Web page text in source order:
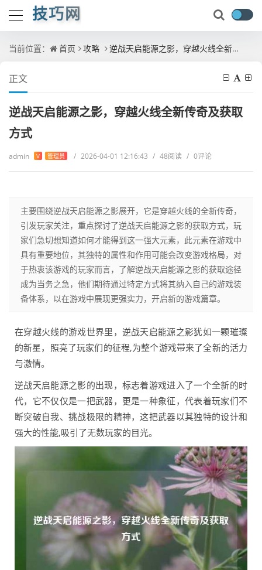
技巧网
当前位置： 首页 攻略 逆战天启能源之影，穿越火线全新传奇及获取方式
正文
逆战天启能源之影，穿越火线全新传奇及获取
方式
admin V 管理员 / 2026-04-01 12:16:43 / 48阅读 / 0评论
主要围绕逆战天启能源之影展开，它是穿越火线的全新传奇，
引发玩家关注，重点探讨了逆战天启能源之影的获取方式，玩
家们急切想知道如何才能得到这一强大元素，此元素在游戏中
具有重要地位，其独特的属性和作用可能会改变游戏格局，对
于热衷该游戏的玩家而言，了解逆战天启能源之影的获取途径
成为当务之急，他们期待通过特定方式将其纳入自己的游戏装
备体系，以在游戏中展现更强实力，开启新的游戏篇章。
在穿越火线的游戏世界里，逆战天启能源之影犹如一颗璀璨
的新星，照亮了玩家们的征程,为整个游戏带来了全新的活力
与激情。
逆战天启能源之影的出现，标志着游戏进入了一个全新的时
代，它不仅仅是一把武器，更是一种象征，代表着玩家们不
断突破自我、挑战极限的精神，这把武器以其独特的设计和
强大的性能,吸引了无数玩家的目光。